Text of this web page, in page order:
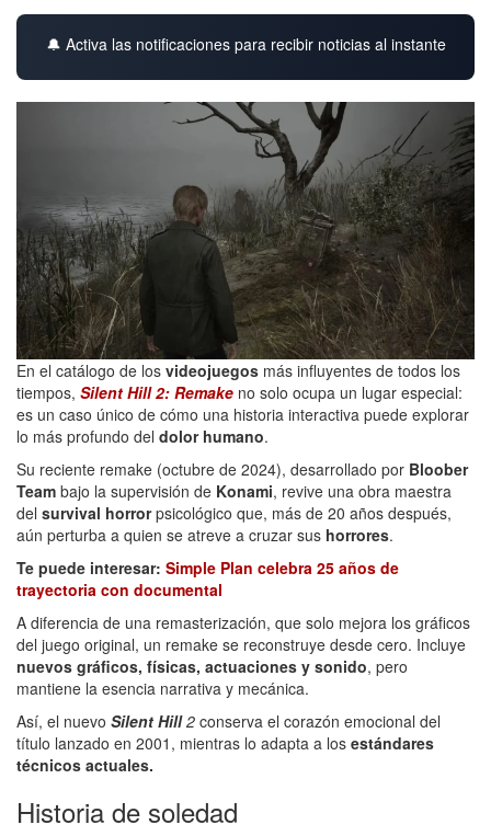
🔔 Activa las notificaciones para recibir noticias al instante
En el catálogo de los videojuegos más influyentes de todos los
tiempos, Silent Hill 2: Remake no solo ocupa un lugar especial:
es un caso único de cómo una historia interactiva puede explorar
lo más profundo del dolor humano.
Su reciente remake (octubre de 2024), desarrollado por Bloober
Team bajo la supervisión de Konami, revive una obra maestra
del survival horrorpsicológico que, más de 20 años después,
aún perturba a quien se atreve a cruzar sus horrores.
Te puede interesar: Simple Plan celebra 25 años de
trayectoria con documental
A diferencia de una remasterización, que solo mejora los gráficos
del juego original, un remake se reconstruye desde cero. Incluye
nuevos gráficos, físicas, actuaciones y sonido, pero
mantiene la esencia narrativa y mecánica.
Así, el nuevo Silent Hill2 conserva el corazón emocional del
título lanzado en 2001, mientras lo adapta a los estándares
técnicos actuales.
Historia de soledad